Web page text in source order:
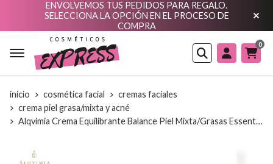
ENVOLVEMOS TUS PEDIDOS PARA REGALO.
SELECCIONA LA OPCIÓN EN EL PROCESO DE
COMPRA
Buscar
0
inicio cosmética facial
cremas faciales
crema piel grasa/mixta y acné
Alqvimia Crema Equilibrante Balance Piel Mixta/Grasas Essentially Beautiful